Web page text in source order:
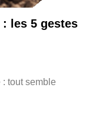
les 5 gestes
tout semble